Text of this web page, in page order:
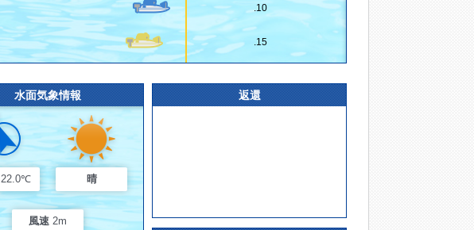
.10
.15
水面気象情報
22.0℃ 晴
風速 2m
返還